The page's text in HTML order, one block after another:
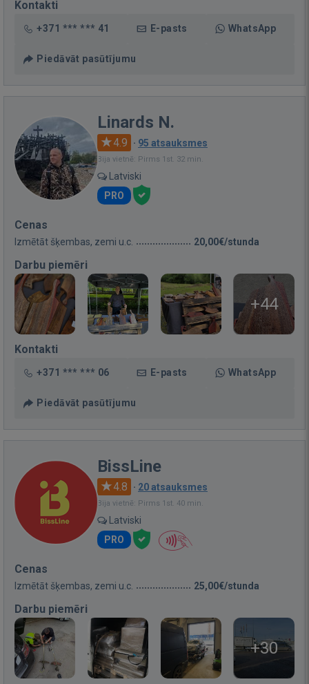
Kontakti
+371 *** *** 41 E-pasts WhatsApp
Piedāvāt pasūtījumu
Linards N.
4.9 · 95 atsauksmes
Bija vietnē: Pirms 1st. 32 min.
Latviski
PRO
Cenas
Izmētāt šķembas, zemi u.c. 20,00€/stunda
Darbu piemēri
+44
Kontakti
+371 *** *** 06 E-pasts WhatsApp
Piedāvāt pasūtījumu
BissLine
4.8 · 20 atsauksmes
Bija vietnē: Pirms 1st. 40 min.
Latviski
PRO
Cenas
Izmētāt šķembas, zemi u.c. 25,00€/stunda
Darbu piemēri
+30